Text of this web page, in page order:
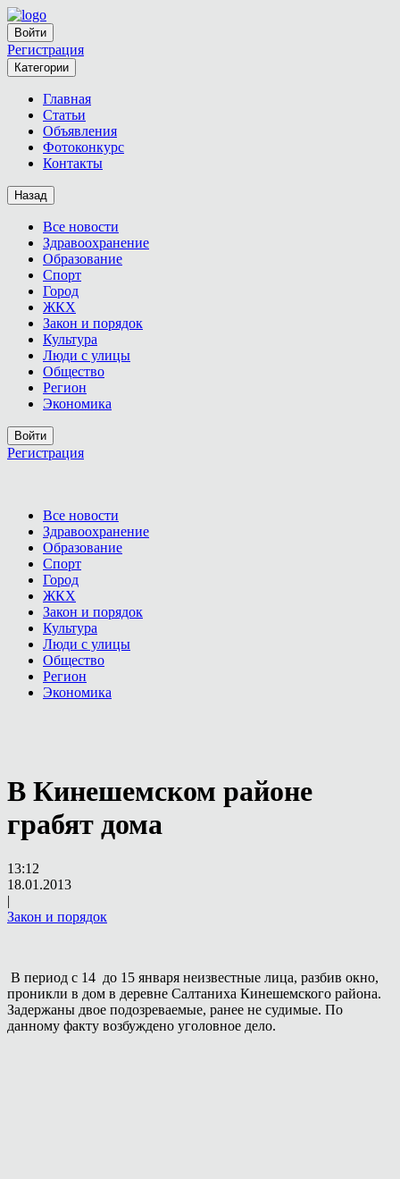
Войти
Регистрация
Категории
Главная
Статьи
Объявления
Фотоконкурс
Контакты
Назад
Все новости
Здравоохранение
Образование
Спорт
Город
ЖКХ
Закон и порядок
Культура
Люди с улицы
Общество
Регион
Экономика
Войти
Регистрация
Все новости
Здравоохранение
Образование
Спорт
Город
ЖКХ
Закон и порядок
Культура
Люди с улицы
Общество
Регион
Экономика
В Кинешемском районе
грабят дома
13:12
18.01.2013
|
Закон и порядок
В период с 14 до 15 января неизвестные лица, разбив окно,
проникли в дом в деревне Салтаниха Кинешемского района.
Задержаны двое подозреваемые, ранее не судимые. По
данному факту возбуждено уголовное дело.